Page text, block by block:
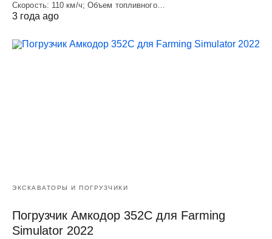
Скорость: 110 км/ч; Объем топливного…
3 года ago
ЭКСКАВАТОРЫ И ПОГРУЗЧИКИ
Погрузчик Амкодор 352С для Farming
Simulator 2022